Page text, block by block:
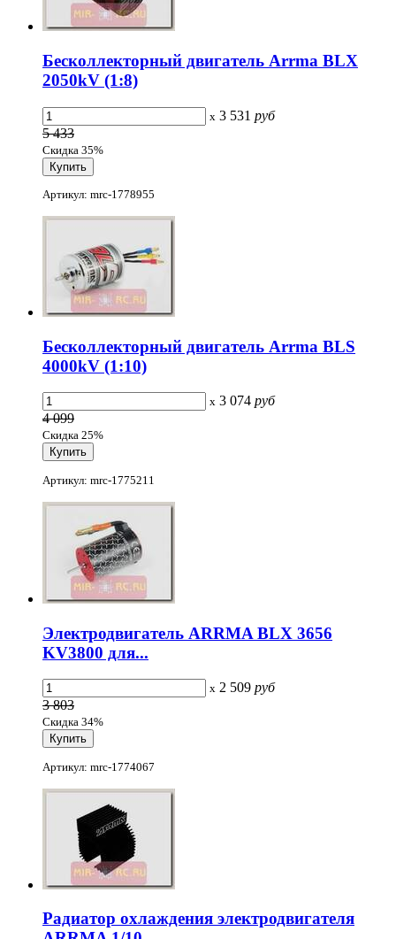
Бесколлекторный двигатель Arrma BLX
2050kV (1:8)
x 3 531 руб
5 433
Скидка 35%
Артикул: mrc-1778955
Бесколлекторный двигатель Arrma BLS
4000kV (1:10)
x 3 074 руб
4 099
Скидка 25%
Артикул: mrc-1775211
Электродвигатель ARRMA BLX 3656
KV3800 для...
x 2 509 руб
3 803
Скидка 34%
Артикул: mrc-1774067
Радиатор охлаждения электродвигателя